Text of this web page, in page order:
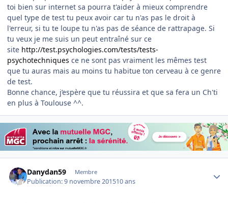
toi bien sur internet sa pourra t'aider à mieux comprendre
quel type de test tu peux avoir car tu n'as pas le droit à
l'erreur, si tu te loupe tu n'as pas de séance de rattrapage. Si
tu veux je me suis un peut entraîné sur ce
site http://test.psychologies.com/tests/tests-
psychotechniques ce ne sont pas vraiment les mêmes test
que tu auras mais au moins tu habitue ton cerveau à ce genre
de test.
Bonne chance, j’espère que tu réussira et que sa fera un Ch'ti
en plus à Toulouse ^^.
Danydan59 Membre
Publication:9 novembre 201510 ans